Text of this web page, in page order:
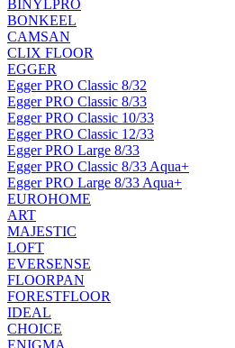
BINYLPRO
BONKEEL
CAMSAN
CLIX FLOOR
EGGER
Egger PRO Classic 8/32
Egger PRO Classic 8/33
Egger PRO Classic 10/33
Egger PRO Classic 12/33
Egger PRO Large 8/33
Egger PRO Classic 8/33 Aqua+
Egger PRO Large 8/33 Aqua+
EUROHOME
ART
MAJESTIC
LOFT
EVERSENSE
FLOORPAN
FORESTFLOOR
IDEAL
CHOICE
ENIGMA